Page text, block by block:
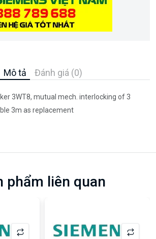
Mô tả Đánh giá (0)
3WT8, mutual mech. interlocking of 3
3m as replacement
phẩm liên quan